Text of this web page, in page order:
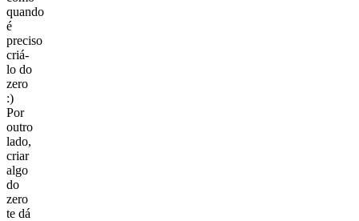
quando
é
preciso
criá-
lo do
zero
:)
Por
outro
lado,
criar
algo
do
zero
te dá